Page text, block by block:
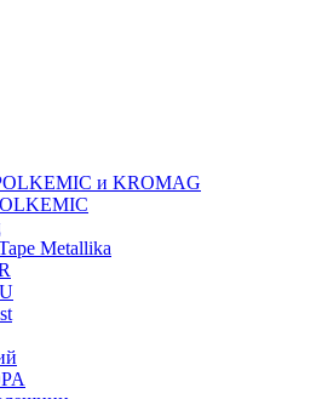
и KROMAG
Metallika